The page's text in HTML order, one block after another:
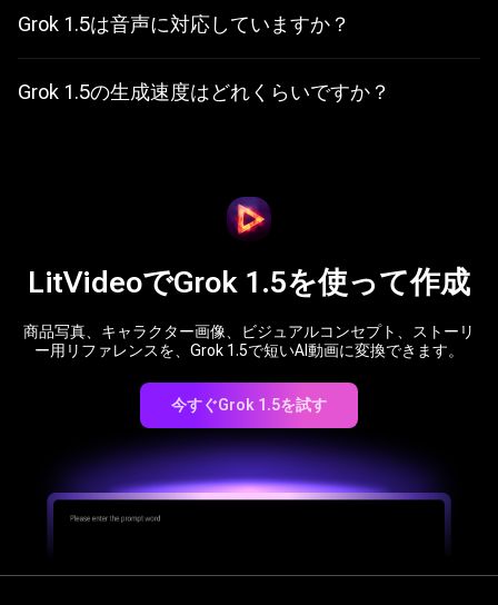
き、リファレンス画像からの素早いビジュアルストーリーテリン
グに役立ちます。
Grok 1.5は音声に対応していますか？
ョンとの同期など、音声とスピーチを改善しています。
Grok 1.5の生成速度はどれくらいですか？
LitVideoでGrok 1.5を使って作成
商品写真、キャラクター画像、ビジュアルコンセプト、ストーリ
ー用リファレンスを、Grok 1.5で短いAI動画に変換できます。
今すぐGrok 1.5を試す